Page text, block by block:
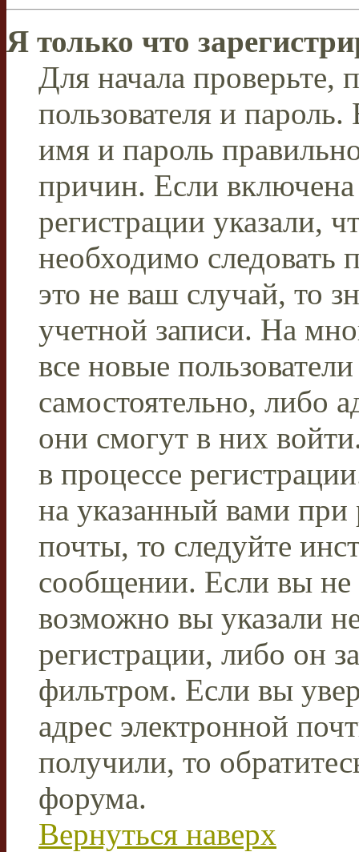
Я только что
Для начала проверьте,
пользователя и
имя и пароль
причин. Если
регистрации указали,
необходимо
это не ваш случай, то
учетной записи. На
все новые
самостоятельно, либо
они смогут в них
в процессе
на указанный вами при
почты, то следуйте
сообщении. Если вы
возможно вы указали
регистрации, либо он
фильтром. Если вы
адрес электронной
получили, то
форума.
Вернуться наверх